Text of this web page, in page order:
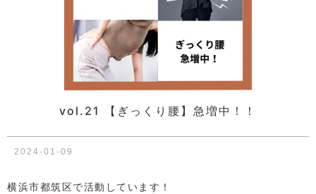
vol.21 【ぎっくり腰】急増中！！
2024-01-09
横浜市都筑区で活動しています！